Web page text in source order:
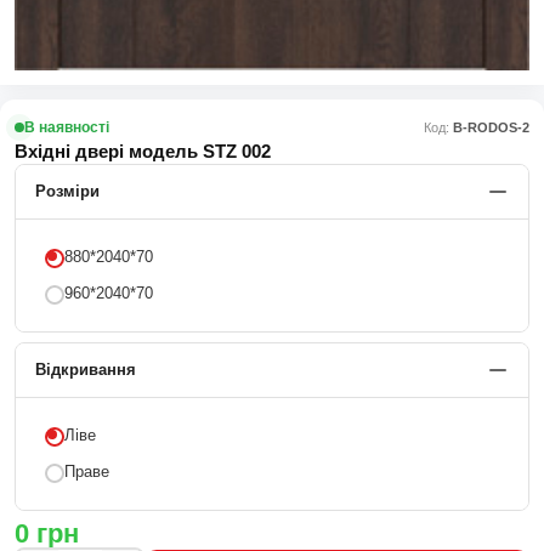
В наявності Код: В-RODOS-2
Вхідні двері модель STZ 002
Розміри
880*2040*70
960*2040*70
Відкривання
Ліве
Праве
0 грн